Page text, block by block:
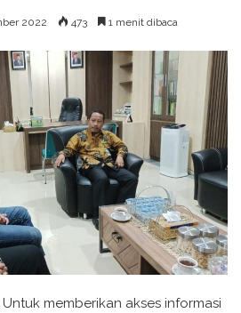
2022 473 1 menit dibaca
Untuk memberikan akses informasi